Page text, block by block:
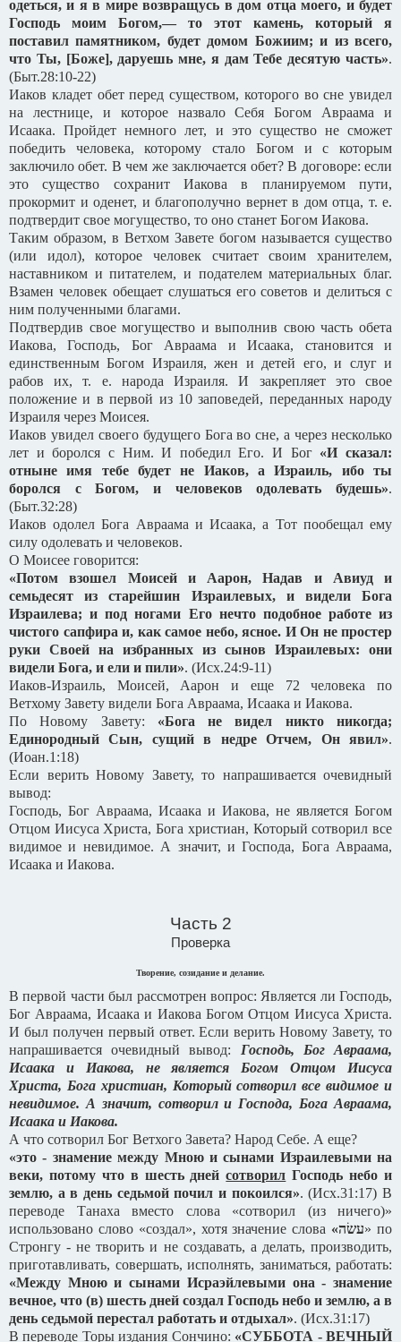
одеться, и я в мире возвращусь в дом отца моего, и будет
Господь моим Богом,— то этот камень, который я
поставил памятником, будет домом Божиим; и из всего,
что Ты, [Боже], даруешь мне, я дам Тебе десятую часть».
(Быт.28:10-22)
Иаков кладет обет перед существом, которого во сне увидел
на лестнице, и которое назвало Себя Богом Авраама и
Исаака. Пройдет немного лет, и это существо не сможет
победить человека, которому стало Богом и с которым
заключило обет. В чем же заключается обет? В договоре: если
это существо сохранит Иакова в планируемом пути,
прокормит и оденет, и благополучно вернет в дом отца, т. е.
подтвердит свое могущество, то оно станет Богом Иакова.
Таким образом, в Ветхом Завете богом называется существо
(или идол), которое человек считает своим хранителем,
наставником и питателем, и подателем материальных благ.
Взамен человек обещает слушаться его советов и делиться с
ним полученными благами.
Подтвердив свое могущество и выполнив свою часть обета
Иакова, Господь, Бог Авраама и Исаака, становится и
единственным Богом Израиля, жен и детей его, и слуг и
рабов их, т. е. народа Израиля. И закрепляет это свое
положение и в первой из 10 заповедей, переданных народу
Израиля через Моисея.
Иаков увидел своего будущего Бога во сне, а через несколько
лет и боролся с Ним. И победил Его. И Бог «И сказал:
отныне имя тебе будет не Иаков, а Израиль, ибо ты
боролся с Богом, и человеков одолевать будешь».
(Быт.32:28)
Иаков одолел Бога Авраама и Исаака, а Тот пообещал ему
силу одолевать и человеков.
О Моисее говорится:
«Потом взошел Моисей и Аарон, Надав и Авиуд и
семьдесят из старейшин Израилевых, и видели Бога
Израилева; и под ногами Его нечто подобное работе из
чистого сапфира и, как самое небо, ясное. И Он не простер
руки Своей на избранных из сынов Израилевых: они
видели Бога, и ели и пили». (Исх.24:9-11)
Иаков-Израиль, Моисей, Аарон и еще 72 человека по
Ветхому Завету видели Бога Авраама, Исаака и Иакова.
По Новому Завету: «Бога не видел никто никогда;
Единородный Сын, сущий в недре Отчем, Он явил».
(Иоан.1:18)
Если верить Новому Завету, то напрашивается очевидный
вывод:
Господь, Бог Авраама, Исаака и Иакова, не является Богом
Отцом Иисуса Христа, Бога христиан, Который сотворил все
видимое и невидимое. А значит, и Господа, Бога Авраама,
Исаака и Иакова.
Часть 2
Проверка
Творение, созидание и делание.
В первой части был рассмотрен вопрос: Является ли Господь,
Бог Авраама, Исаака и Иакова Богом Отцом Иисуса Христа.
И был получен первый ответ. Если верить Новому Завету, то
напрашивается очевидный вывод: Господь, Бог Авраама,
Исаака и Иакова, не является Богом Отцом Иисуса
Христа, Бога христиан, Который сотворил все видимое и
невидимое. А значит, сотворил и Господа, Бога Авраама,
Исаака и Иакова.
А что сотворил Бог Ветхого Завета? Народ Себе. А еще?
«это - знамение между Мною и сынами Израилевыми на
веки, потому что в шесть днейсотворил Господь небо и
землю, а в день седьмой почил и покоился». (Исх.31:17) В
переводе Танаха вместо слова «сотворил (из ничего)»
использовано слово «создал», хотя значение слова «עשׂה» по
Стронгу - не творить и не создавать, а делать, производить,
приготавливать, совершать, исполнять, заниматься, работать:
«Между Мною и сынами Исраэйлевыми она - знамение
вечное, что (в) шесть дней создал Господь небо и землю, а в
день седьмой перестал работать и отдыхал». (Исх.31:17)
В переводе Торы издания Сончино: «СУББОТА - ВЕЧНЫЙ